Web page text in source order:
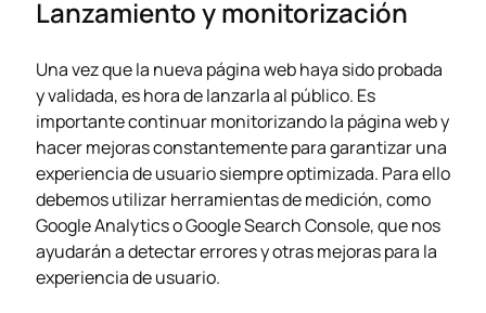
Lanzamiento y monitorización
Una vez que la nueva página web haya sido probada
y validada, es hora de lanzarla al público. Es
importante continuar monitorizando la página web y
hacer mejoras constantemente para garantizar una
experiencia de usuario siempre optimizada. Para ello
debemos utilizar herramientas de medición, como
Google Analytics o Google Search Console, que nos
ayudarán a detectar errores y otras mejoras para la
experiencia de usuario.